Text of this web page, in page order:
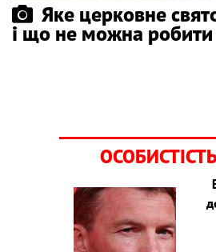
Яке церковне
і що не можна робити